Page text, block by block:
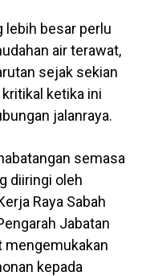
lebih besar perlu
air terawat,
sejak sekian
ketika ini
jalanraya.
semasa
diiringi oleh
Raya Sabah
Jabatan
mengemukakan
kepada